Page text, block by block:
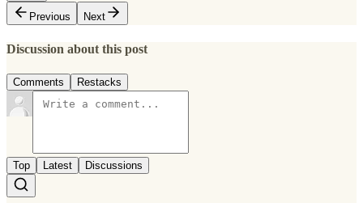
Previous
Next
Discussion about this post
Comments Restacks
Top Latest Discussions